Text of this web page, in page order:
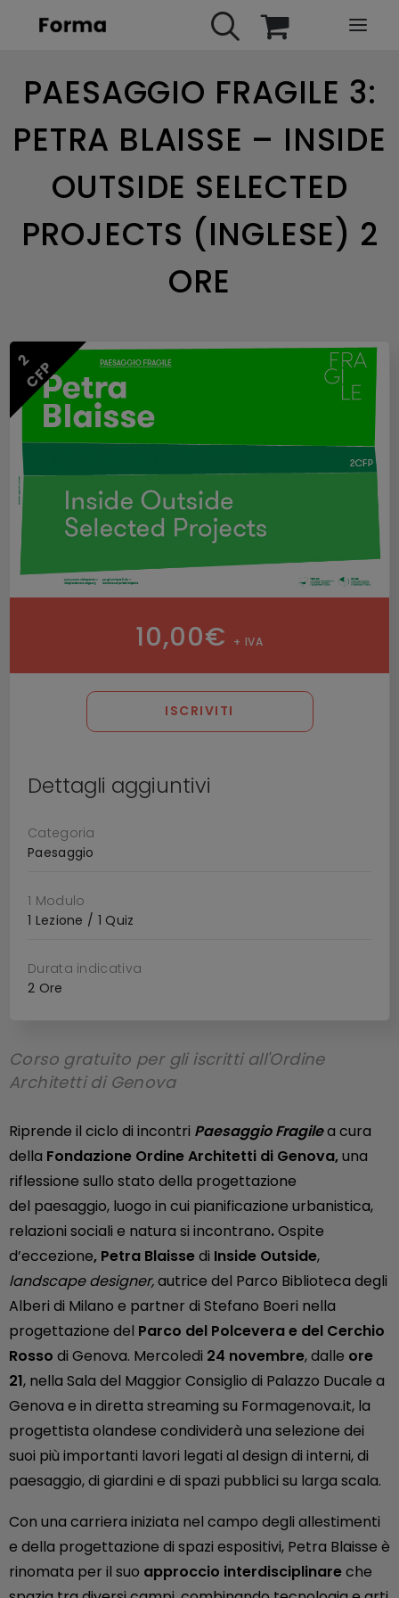
HOME
IN PRESENZA
E-LEARNING
FAQ
PAESAGGIO FRAGILE 3:
PETRA BLAISSE – INSIDE
OUTSIDE SELECTED
PROJECTS (INGLESE) 2
ORE
2CFP
10,00€ + IVA
ISCRIVITI
Dettagli aggiuntivi
Categoria
Paesaggio
1 Modulo
1 Lezione / 1 Quiz
Durata indicativa
2 Ore
Corso gratuito per gli iscritti all'Ordine
Architetti di Genova
Riprende il ciclo di incontri Paesaggio Fragilea cura
della Fondazione Ordine Architetti di Genova,una
riflessione sullo stato della progettazione
del paesaggio, luogo in cui pianificazione urbanistica,
relazioni sociali e natura si incontrano.Ospite
d’eccezione, Petra Blaissedi Inside Outside,
landscape designer,autrice del Parco Biblioteca degli
Alberi di Milano e partner di Stefano Boeri nella
progettazione del Parco del Polcevera e del Cerchio
Rosso di Genova. Mercoledi 24 novembre, dalle ore
21, nella Sala del Maggior Consiglio di Palazzo Ducale a
Genova e in diretta streaming su Formagenova.it, la
progettista olandese condividerà una selezione dei
suoi più importanti lavori legati al design di interni, di
paesaggio, di giardini e di spazi pubblici su larga scala.
Con una carriera iniziata nel campo degli allestimenti
e della progettazione di spazi espositivi, Petra Blaisse è
rinomata per il suo approccio interdisciplinareche